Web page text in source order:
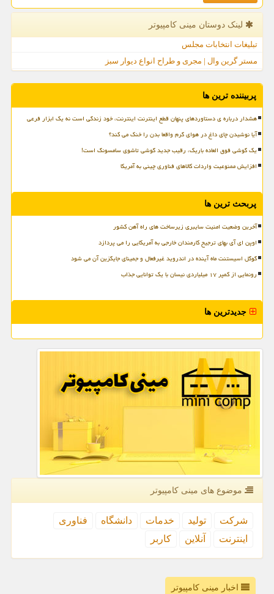
لینک دوستان مینی كامپیوتر
تبلیغات انتخابات مجلس
مستر گرین وال | مجری و طراح انواع دیوار سبز
پربیننده ترین ها
هشدار درباره ی دستاوردهای پنهان قطع اینترنت اینترنت، خود زندگی است نه یک ابزار فرعی
آیا نوشیدن چای داغ در هوای گرم واقعا بدن را خنک می کند؟
یک گوشی فوق العاده باریک، رقیب جدید گوشی تاشوی سامسونگ است!
افزایش ممنوعیت واردات کالاهای فناوری چینی به آمریکا
پربحث ترین ها
آخرین وضعیت امنیت سایبری زیرساخت های راه آهن کشور
اوپن ای آی بهای ترجیح کارمندان خارجی به آمریکایی را می پردازد
گوگل اسیستنت ماه آینده در اندروید غیرفعال و جمینای جایگزین آن می شود
رونمایی از کمپر ۱۷ میلیاردی نیسان با یک توانایی جذاب
جدیدترین ها
موضوع های مینی كامپیوتر
شركت تولید خدمات دانشگاه
فناوری
اینترنت
آنلاین كاربر
اخبار مینی کامپیوتر